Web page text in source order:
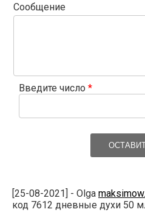
Сообщение
[25-08-2021] - Olga
код 7612 дневные духи 50